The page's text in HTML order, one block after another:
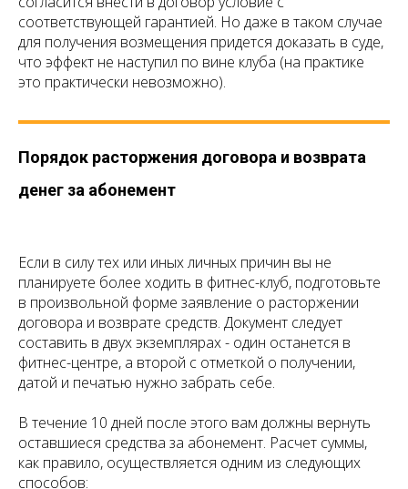
соответствующей гарантией. Но даже в таком случае
для получения возмещения придется доказать в суде,
что эффект не наступил по вине клуба (на практике
это практически невозможно).
Порядок расторжения договора и возврата
денег за абонемент
Если в силу тех или иных личных причин вы не
планируете более ходить в фитнес-клуб, подготовьте
в произвольной форме заявление о расторжении
договора и возврате средств. Документ следует
составить в двух экземплярах - один останется в
фитнес-центре, а второй с отметкой о получении,
датой и печатью нужно забрать себе.
В течение 10 дней после этого вам должны вернуть
оставшиеся средства за абонемент. Расчет суммы,
как правило, осуществляется одним из следующих
способов: